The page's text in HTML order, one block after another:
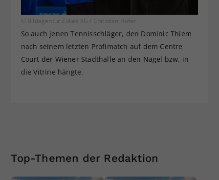
© Bildagentur Zolles KG / Christian Hofer
So auch jenen Tennisschläger, den Dominic Thiem
nach seinem letzten Profimatch auf dem Centre
Court der Wiener Stadthalle an den Nagel bzw. in
die Vitrine hängte.
Top-Themen der Redaktion